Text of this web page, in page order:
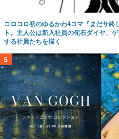
コロコロ初のゆるかわ4コマ『まだサ
ト。主人公は新入社員の侘石ダイヤ、
する社員たちを描く
5